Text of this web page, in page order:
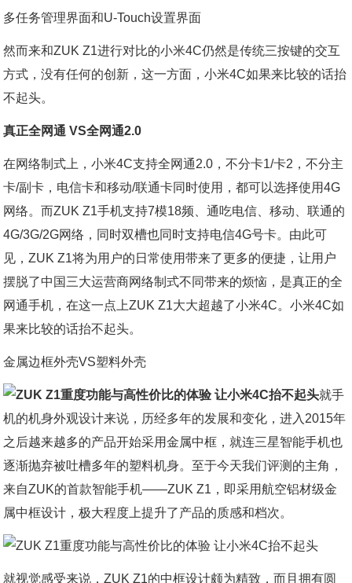
多任务管理界面和U-Touch设置界面
然而来和ZUK Z1进行对比的小米4C仍然是传统三按键的交互
方式，没有任何的创新，这一方面，小米4C如果来比较的话抬
不起头。
真正全网通 VS全网通2.0
在网络制式上，小米4C支持全网通2.0，不分卡1/卡2，不分主
卡/副卡，电信卡和移动/联通卡同时使用，都可以选择使用4G
网络。而ZUK Z1手机支持7模18频、通吃电信、移动、联通的
4G/3G/2G网络，同时双槽也同时支持电信4G号卡。由此可
见，ZUK Z1将为用户的日常使用带来了更多的便捷，让用户
摆脱了中国三大运营商网络制式不同带来的烦恼，是真正的全
网通手机，在这一点上ZUK Z1大大超越了小米4C。小米4C如
果来比较的话抬不起头。
金属边框外壳VS塑料外壳
就手
机的机身外观设计来说，历经多年的发展和变化，进入2015年
之后越来越多的产品开始采用金属中框，就连三星智能手机也
逐渐抛弃被吐槽多年的塑料机身。至于今天我们评测的主角，
来自ZUK的首款智能手机——ZUK Z1，即采用航空铝材级金
属中框设计，极大程度上提升了产品的质感和档次。
就视觉感受来说，ZUK Z1的中框设计颇为精致，而且拥有圆